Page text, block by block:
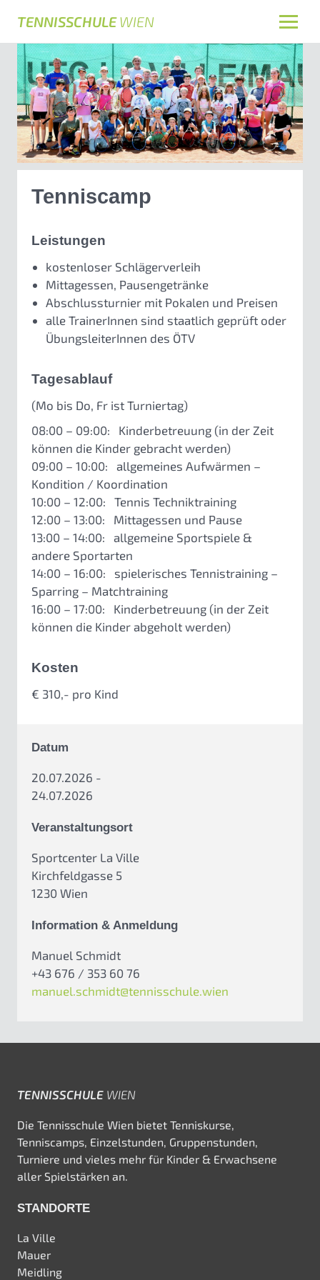
TENNISSCHULEWIEN
Tenniscamp
Leistungen
kostenloser Schlägerverleih
Mittagessen, Pausengetränke
Abschlussturnier mit Pokalen und Preisen
alle TrainerInnen sind staatlich geprüft oder
ÜbungsleiterInnen des ÖTV
Tagesablauf
(Mo bis Do, Fr ist Turniertag)
08:00 – 09:00: Kinderbetreuung (in der Zeit
können die Kinder gebracht werden)
09:00 – 10:00: allgemeines Aufwärmen –
Kondition / Koordination
10:00 – 12:00: Tennis Techniktraining
12:00 – 13:00: Mittagessen und Pause
13:00 – 14:00: allgemeine Sportspiele &
andere Sportarten
14:00 – 16:00: spielerisches Tennistraining –
Sparring – Matchtraining
16:00 – 17:00: Kinderbetreuung (in der Zeit
können die Kinder abgeholt werden)
Kosten
€ 310,- pro Kind
Datum
20.07.2026 -
24.07.2026
Veranstaltungsort
Sportcenter La Ville
Kirchfeldgasse 5
1230 Wien
Information & Anmeldung
Manuel Schmidt
+43 676 / 353 60 76
manuel.schmidt@tennisschule.wien
TENNISSCHULE WIEN
Die Tennisschule Wien bietet Tenniskurse,
Tenniscamps, Einzelstunden, Gruppenstunden,
Turniere und vieles mehr für Kinder & Erwachsene
aller Spielstärken an.
STANDORTE
La Ville
Mauer
Meidling